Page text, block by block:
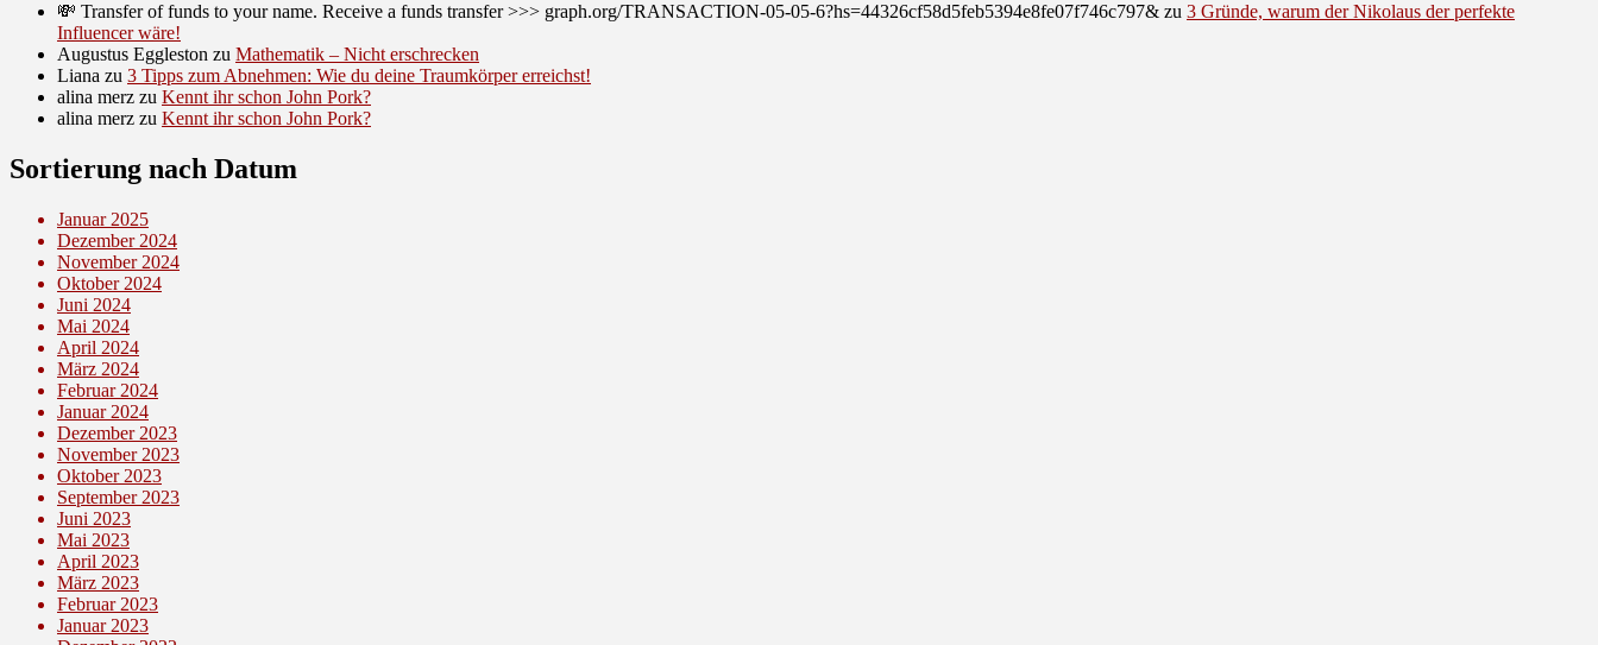
💸 Transfer of funds to your name. Receive a funds transfer >>> graph.org/TRANSACTION-05-05-6?hs=44326cf58d5feb5394e8fe07f746c797& zu 3 Gründe, warum der Nikolaus der perfekte
Influencer wäre!
Augustus Eggleston zu Mathematik – Nicht erschrecken
Liana zu 3 Tipps zum Abnehmen: Wie du deine Traumkörper erreichst!
alina merz zu Kennt ihr schon John Pork?
alina merz zu Kennt ihr schon John Pork?
Sortierung nach Datum
Januar 2025
Dezember 2024
November 2024
Oktober 2024
Juni 2024
Mai 2024
April 2024
März 2024
Februar 2024
Januar 2024
Dezember 2023
November 2023
Oktober 2023
September 2023
Juni 2023
Mai 2023
April 2023
März 2023
Februar 2023
Januar 2023